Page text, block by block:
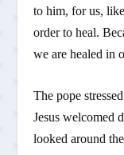
to him, for us,
order to heal.
we are healed in
The pope
Jesus welcomed
looked around